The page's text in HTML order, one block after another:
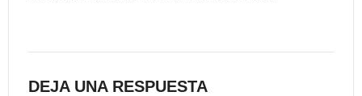
DEJA UNA RESPUESTA